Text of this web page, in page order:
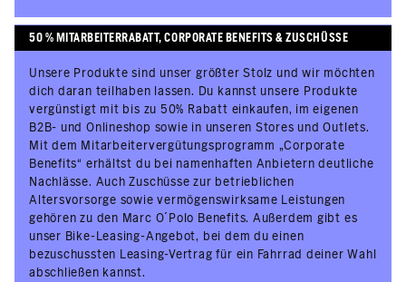
50 % MITARBEITERRABATT, CORPORATE BENEFITS & ZUSCHÜSSE
Unsere Produkte sind unser größter Stolz und wir möchten
dich daran teilhaben lassen. Du kannst unsere Produkte
vergünstigt mit bis zu 50% Rabatt einkaufen, im eigenen
B2B- und Onlineshop sowie in unseren Stores und Outlets.
Mit dem Mitarbeitervergütungsprogramm „Corporate
Benefits“ erhältst du bei namenhaften Anbietern deutliche
Nachlässe. Auch Zuschüsse zur betrieblichen
Altersvorsorge sowie vermögenswirksame Leistungen
gehören zu den Marc O´Polo Benefits. Außerdem gibt es
unser Bike-Leasing-Angebot, bei dem du einen
bezuschussten Leasing-Vertrag für ein Fahrrad deiner Wahl
abschließen kannst.